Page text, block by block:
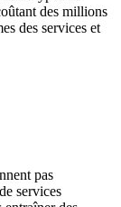
des millions
des services et
pas
services